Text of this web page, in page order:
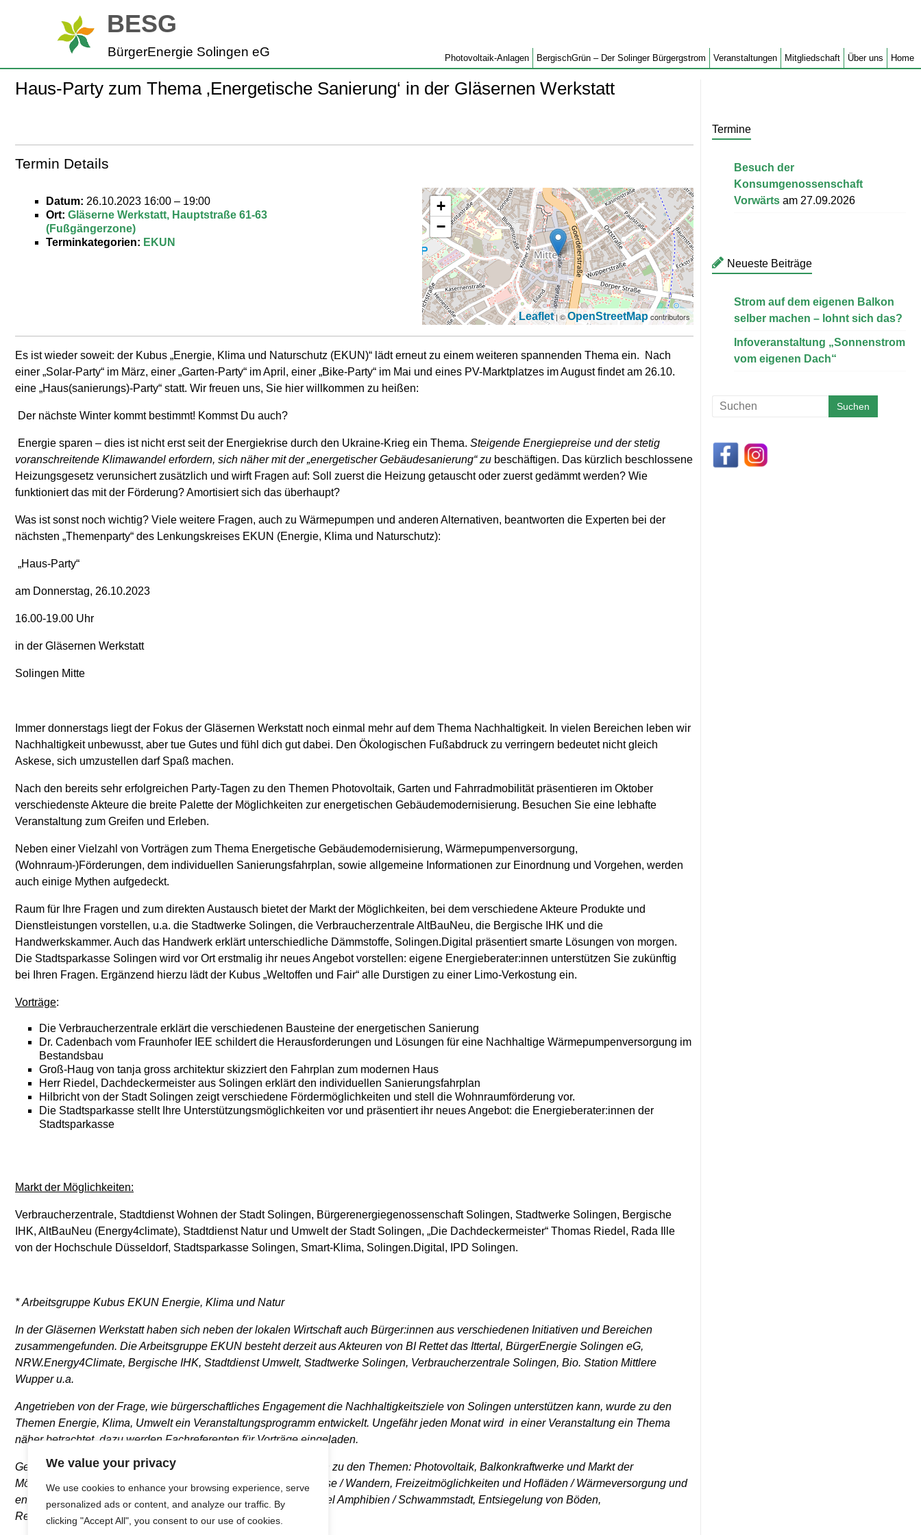
We value your privacy
We use cookies to enhance your browsing experience, serve
personalized ads or content, and analyze our traffic. By
clicking "Accept All", you consent to our use of cookies.
BESG
BürgerEnergie Solingen eG Photovoltaik-Anlagen BergischGrün – Der Solinger Bürgergstrom Veranstaltungen Mitgliedschaft Über uns Home
Haus-Party zum Thema ‚Energetische Sanierung‘ in der Gläsernen Werkstatt
Termin Details
Datum: 26.10.2023 16:00 – 19:00
Ort: Gläserne Werkstatt, Hauptstraße 61-63
(Fußgängerzone)
Terminkategorien: EKUN
+
−
Leaflet| ©OpenStreetMapcontributors
Es ist wieder soweit: der Kubus „Energie, Klima und Naturschutz (EKUN)“ lädt erneut zu einem weiteren spannenden Thema ein. Nach
einer „Solar-Party“ im März, einer „Garten-Party“ im April, einer „Bike-Party“ im Mai und eines PV-Marktplatzes im August findet am 26.10.
eine „Haus(sanierungs)-Party“ statt. Wir freuen uns, Sie hier willkommen zu heißen:
Der nächste Winter kommt bestimmt! Kommst Du auch?
Energie sparen – dies ist nicht erst seit der Energiekrise durch den Ukraine-Krieg ein Thema. Steigende Energiepreise und der stetig
voranschreitende Klimawandel erfordern, sich näher mit der „energetischer Gebäudesanierung“ zu beschäftigen. Das kürzlich beschlossene
Heizungsgesetz verunsichert zusätzlich und wirft Fragen auf: Soll zuerst die Heizung getauscht oder zuerst gedämmt werden? Wie
funktioniert das mit der Förderung? Amortisiert sich das überhaupt?
Was ist sonst noch wichtig? Viele weitere Fragen, auch zu Wärmepumpen und anderen Alternativen, beantworten die Experten bei der
nächsten „Themenparty“ des Lenkungskreises EKUN (Energie, Klima und Naturschutz):
„Haus-Party“
am Donnerstag, 26.10.2023
16.00-19.00 Uhr
in der Gläsernen Werkstatt
Solingen Mitte
Immer donnerstags liegt der Fokus der Gläsernen Werkstatt noch einmal mehr auf dem Thema Nachhaltigkeit. In vielen Bereichen leben wir
Nachhaltigkeit unbewusst, aber tue Gutes und fühl dich gut dabei. Den Ökologischen Fußabdruck zu verringern bedeutet nicht gleich
Askese, sich umzustellen darf Spaß machen.
Nach den bereits sehr erfolgreichen Party-Tagen zu den Themen Photovoltaik, Garten und Fahrradmobilität präsentieren im Oktober
verschiedenste Akteure die breite Palette der Möglichkeiten zur energetischen Gebäudemodernisierung. Besuchen Sie eine lebhafte
Veranstaltung zum Greifen und Erleben.
Neben einer Vielzahl von Vorträgen zum Thema Energetische Gebäudemodernisierung, Wärmepumpenversorgung,
(Wohnraum-)Förderungen, dem individuellen Sanierungsfahrplan, sowie allgemeine Informationen zur Einordnung und Vorgehen, werden
auch einige Mythen aufgedeckt.
Raum für Ihre Fragen und zum direkten Austausch bietet der Markt der Möglichkeiten, bei dem verschiedene Akteure Produkte und
Dienstleistungen vorstellen, u.a. die Stadtwerke Solingen, die Verbraucherzentrale AltBauNeu, die Bergische IHK und die
Handwerkskammer. Auch das Handwerk erklärt unterschiedliche Dämmstoffe, Solingen.Digital präsentiert smarte Lösungen von morgen.
Die Stadtsparkasse Solingen wird vor Ort erstmalig ihr neues Angebot vorstellen: eigene Energieberater:innen unterstützen Sie zukünftig
bei Ihren Fragen. Ergänzend hierzu lädt der Kubus „Weltoffen und Fair“ alle Durstigen zu einer Limo-Verkostung ein.
Vorträge:
Die Verbraucherzentrale erklärt die verschiedenen Bausteine der energetischen Sanierung
Dr. Cadenbach vom Fraunhofer IEE schildert die Herausforderungen und Lösungen für eine Nachhaltige Wärmepumpenversorgung im
Bestandsbau
Groß-Haug von tanja gross architektur skizziert den Fahrplan zum modernen Haus
Herr Riedel, Dachdeckermeister aus Solingen erklärt den individuellen Sanierungsfahrplan
Hilbricht von der Stadt Solingen zeigt verschiedene Fördermöglichkeiten und stell die Wohnraumförderung vor.
Die Stadtsparkasse stellt Ihre Unterstützungsmöglichkeiten vor und präsentiert ihr neues Angebot: die Energieberater:innen der
Stadtsparkasse
Markt der Möglichkeiten:
Verbraucherzentrale, Stadtdienst Wohnen der Stadt Solingen, Bürgerenergiegenossenschaft Solingen, Stadtwerke Solingen, Bergische
IHK, AltBauNeu (Energy4climate), Stadtdienst Natur und Umwelt der Stadt Solingen, „Die Dachdeckermeister“ Thomas Riedel, Rada Ille
von der Hochschule Düsseldorf, Stadtsparkasse Solingen, Smart-Klima, Solingen.Digital, IPD Solingen.
* Arbeitsgruppe Kubus EKUN Energie, Klima und Natur
In der Gläsernen Werkstatt haben sich neben der lokalen Wirtschaft auch Bürger:innen aus verschiedenen Initiativen und Bereichen
zusammengefunden. Die Arbeitsgruppe EKUN besteht derzeit aus Akteuren von BI Rettet das Ittertal, BürgerEnergie Solingen eG,
NRW.Energy4Climate, Bergische IHK, Stadtdienst Umwelt, Stadtwerke Solingen, Verbraucherzentrale Solingen, Bio. Station Mittlere
Wupper u.a.
Angetrieben von der Frage, wie bürgerschaftliches Engagement die Nachhaltigkeitsziele von Solingen unterstützen kann, wurde zu den
Themen Energie, Klima, Umwelt ein Veranstaltungsprogramm entwickelt. Ungefähr jeden Monat wird in einer Veranstaltung ein Thema
näher betrachtet, dazu werden Fachreferenten für Vorträge eingeladen.
Geplant und teilweise bereits fest terminiert sind Veranstaltungen zu den Themen: Photovoltaik, Balkonkraftwerke und Markt der
Möglichkeiten / Naturnahe Gartengestaltung, Pflanzentauschbörse / Wandern, Freizeitmöglichkeiten und Hofläden / Wärmeversorgung und
energetische Sanierung von Gebäuden / Biodiversität am Beispiel Amphibien / Schwammstadt, Entsiegelung von Böden,
Regenversickerung / Klimaneutralität und Kreislaufwirtschaft
Termine
Besuch der
Konsumgenossenschaft
Vorwärts am 27.09.2026
Neueste Beiträge
Strom auf dem eigenen Balkon
selber machen – lohnt sich das?
Infoveranstaltung „Sonnenstrom
vom eigenen Dach“